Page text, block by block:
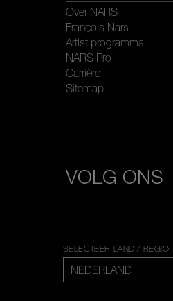
Over NARS
François Nars
Artist programma
NARS Pro
Carrière
Sitemap
VOLG ONS
SELECTEER LAND / REGIO